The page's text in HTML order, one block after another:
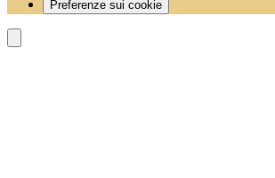
Preferenze sui cookie